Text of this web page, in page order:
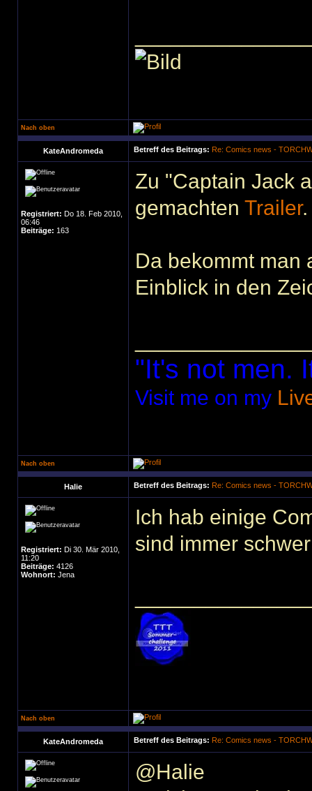
Nach oben
KateAndromeda Betreff des Beitrags: Re: Comics news -
Registriert: Do 18. Feb 2010,
06:46
Beiträge: 163
Zu "Captain Jack
gemachten Trailer.
Da bekommt man
Einblick in den
"It's not men.
Visit me on my
Nach oben
Halie Betreff des Beitrags: Re: Comics news -
Registriert: Di 30. Mär 2010,
11:20
Beiträge: 4126
Wohnort: Jena
Ich hab einige
sind immer
Nach oben
KateAndromeda Betreff des Beitrags: Re: Comics news -
@Halie